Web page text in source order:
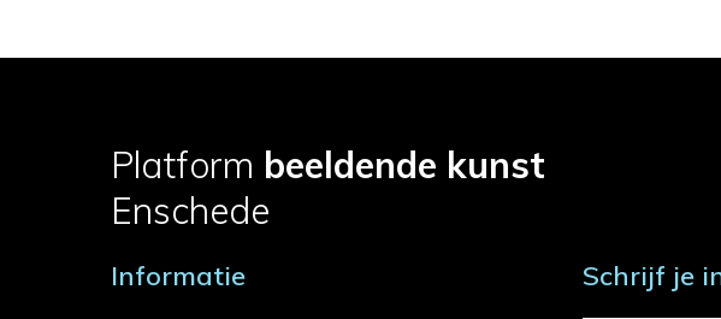
Platform beeldende kunst
Enschede
Informatie Schrijf je